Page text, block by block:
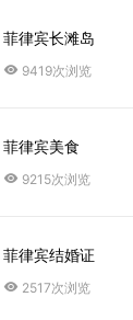
菲律宾长滩岛
9419次浏览
菲律宾美食
9215次浏览
菲律宾结婚证
2517次浏览